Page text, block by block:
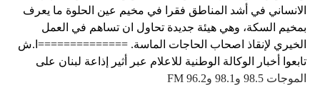
الانساني في أشد المناطق فقرا في مخيم عين الحلوة ما يعرف
بمخيم السكة، وهي هيئة جديدة تحاول ان تساهم في العمل
الخيري لإنقاذ اصحاب الحاجات الماسة. ==============ا.ش
تابعوا أخبار الوكالة الوطنية للاعلام عبر أثير إذاعة لبنان على
الموجات 98.5 و98.1 و96.2 FM